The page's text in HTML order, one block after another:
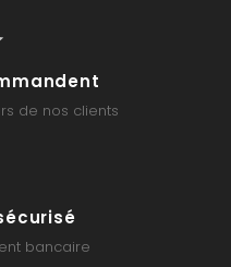
de nos clients
bancaire